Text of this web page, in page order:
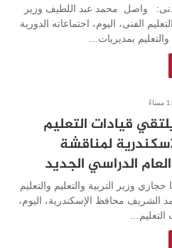
واصل محمد عبد اللطيف وزير
الفنى، اليوم، اجتماعاته الدورية
بمديريات…
قيادات التعليم
لمناقشة
الدراسي الجديد
وزير التربية والتعليم والتعليم
الشريف محافظ الإسكندرية، اليوم،
التعليم…